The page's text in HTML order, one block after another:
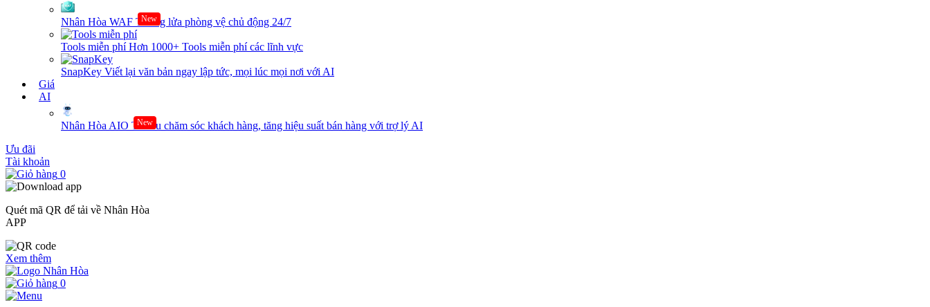
Nhân Hòa WAF New
Tường lửa phòng vệ chủ động 24/7
Tools miễn phíHơn 1000+ Tools miễn phí các lĩnh vực
SnapKey Viết lại văn bản ngay lập tức, mọi lúc mọi nơi với AI
Giá
AI
Nhân Hòa AIO New
Tối ưu chăm sóc khách hàng, tăng hiệu suất bán hàng với trợ lý AI
Ưu đãi
Tài khoản
0
Quét mã QR để tải về Nhân Hòa
APP
Xem thêm
0